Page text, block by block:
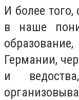
И более
в наше
Германии,
и